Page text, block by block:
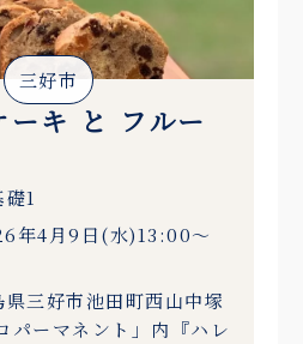
三好市
ーキ と フルー
1
年4月9日(水)13:00〜
三好市池田町西山中塚
パーマネント」内『ハレ